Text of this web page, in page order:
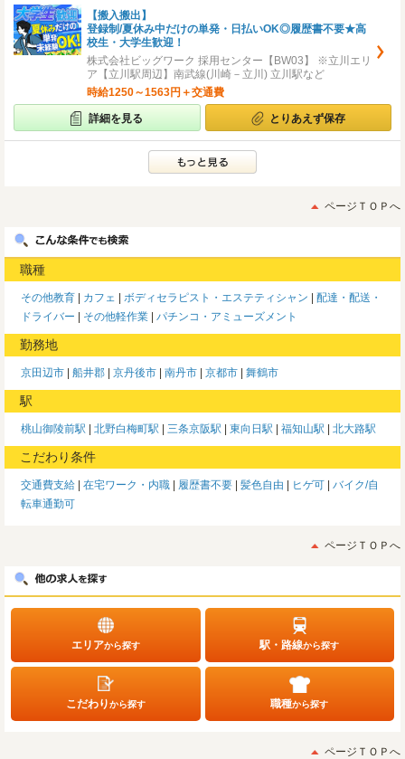
【搬入搬出】
登録制/夏休み中だけの単発・日払いOK◎履歴書不要★高
校生・大学生歓迎！
株式会社ビッグワーク 採用センター【BW03】 ※立川エリ
ア【立川駅周辺】南武線(川崎－立川) 立川駅など
時給1250～1563円＋交通費
詳細を見る とりあえず保存
ページＴＯＰへ
職種
その他教育 カフェ ボディセラピスト・エステティシャン
配達・配送・
ドライバー
その他軽作業 パチンコ・アミューズメント
勤務地
京田辺市 船井郡 京丹後市 南丹市 京都市 舞鶴市
駅
桃山御陵前駅 北野白梅町駅 三条京阪駅 東向日駅 福知山駅 北大路駅
こだわり条件
交通費支給 在宅ワーク・内職 履歴書不要 髪色自由 ヒゲ可
バイク/自
転車通勤可
ページＴＯＰへ
エリアから探す 駅・路線から探す
こだわりから探す 職種から探す
ページＴＯＰへ